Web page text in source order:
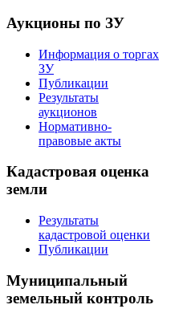
Аукционы по ЗУ
Информация о торгах
ЗУ
Публикации
Результаты
аукционов
Нормативно-
правовые акты
Кадастровая оценка
земли
Результаты
кадастровой оценки
Публикации
Муниципальный
земельный контроль